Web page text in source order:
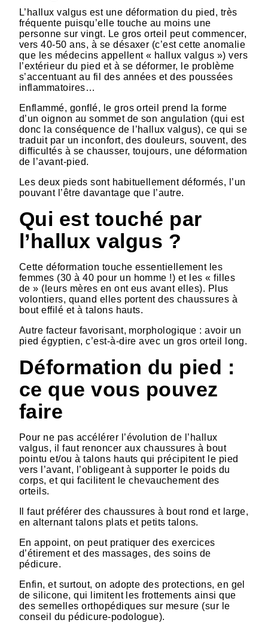
L’hallux valgus est une déformation du pied, très
fréquente puisqu’elle touche au moins une
personne sur vingt. Le gros orteil peut commencer,
vers 40-50 ans, à se désaxer (c’est cette anomalie
que les médecins appellent « hallux valgus ») vers
l’extérieur du pied et à se déformer, le problème
s’accentuant au fil des années et des poussées
inflammatoires…
Enflammé, gonflé, le gros orteil prend la forme
d’un oignon au sommet de son angulation (qui est
donc la conséquence de l’hallux valgus), ce qui se
traduit par un inconfort, des douleurs, souvent, des
difficultés à se chausser, toujours, une déformation
de l’avant-pied.
Les deux pieds sont habituellement déformés, l’un
pouvant l’être davantage que l’autre.
Qui est touché par
l’hallux valgus ?
Cette déformation touche essentiellement les
femmes (30 à 40 pour un homme !) et les « filles
de » (leurs mères en ont eus avant elles). Plus
volontiers, quand elles portent des chaussures à
bout effilé et à talons hauts.
Autre facteur favorisant, morphologique : avoir un
pied égyptien, c’est-à-dire avec un gros orteil long.
Déformation du pied :
ce que vous pouvez
faire
Pour ne pas accélérer l’évolution de l’hallux
valgus, il faut renoncer aux chaussures à bout
pointu et/ou à talons hauts qui précipitent le pied
vers l’avant, l’obligeant à supporter le poids du
corps, et qui facilitent le chevauchement des
orteils.
Il faut préférer des chaussures à bout rond et large,
en alternant talons plats et petits talons.
En appoint, on peut pratiquer des exercices
d’étirement et des massages, des soins de
pédicure.
Enfin, et surtout, on adopte des protections, en gel
de silicone, qui limitent les frottements ainsi que
des semelles orthopédiques sur mesure (sur le
conseil du pédicure-podologue).